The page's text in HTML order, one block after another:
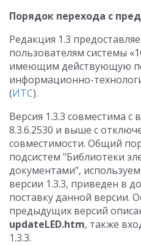
Порядок перехода с
Редакция 1.3
пользователям системы
имеющим действующую
информационно-
(ИТС).
Версия 1.3.3 совместима
8.3.6.2530 и выше с
совместимости. Общий
подсистем "Библиотеки
документами",
версии 1.3.3, приведен в
поставку данной версии.
предыдущих версий
updateLED.htm, также
1.3.3.